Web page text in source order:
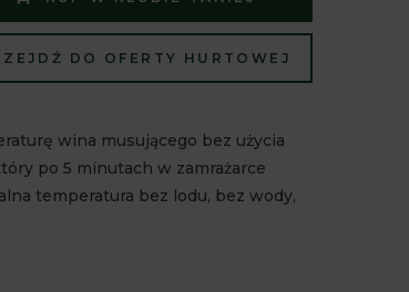
DO OFERTY HURTOWEJ
wina musującego bez użycia
po 5 minutach w zamrażarce
temperatura bez lodu, bez wody,